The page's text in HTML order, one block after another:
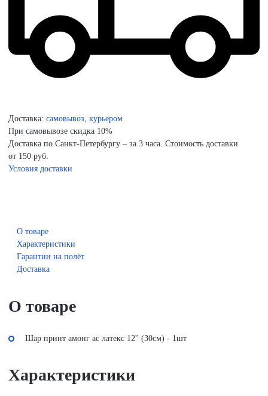
Доставка: самовывоз, курьером
При самовывозе скидка 10%
Доставка по Санкт-Петербургу – за 3 часа. Стоимость доставки
от 150 руб.
Условия доставки
О товаре
Характеристики
Гарантии на полёт
Доставка
О товаре
Шар принт амонг ас латекс 12'' (30см) - 1шт
Характеристики